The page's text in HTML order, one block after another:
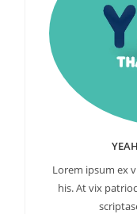
Lorem ipsum ex
his. At vix